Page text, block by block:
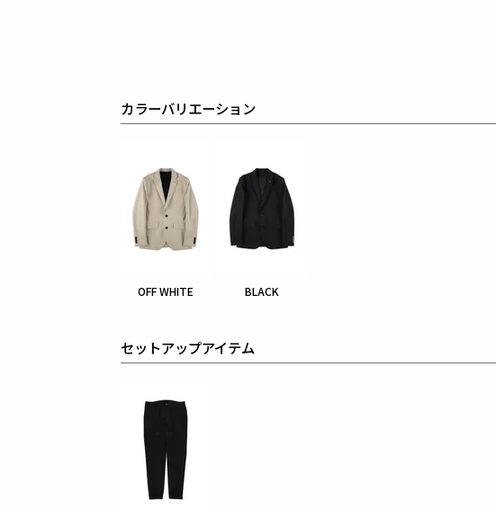
カラーバリエーション
OFF WHITE BLACK
セットアップアイテム